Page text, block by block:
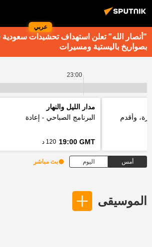
عربي
"أنصار الله" تعلن استهداف تحشيدات سعودية
بصواريخ باليستية ومسيرات
23:00
وأقدم
مدار الليل والنهار
البرنامج الصباحي - إعادة
19:00 GMT 120 د
أمس اليوم بث مباشر
الموسيقى